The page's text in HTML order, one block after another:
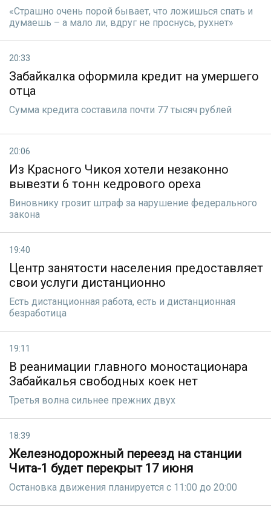
«Страшно очень порой бывает, что ложишься спать и
думаешь – а мало ли, вдруг не проснусь, рухнет»
20:33
Забайкалка оформила кредит на умершего
отца
Сумма кредита составила почти 77 тысяч рублей
20:06
Из Красного Чикоя хотели незаконно
вывезти 6 тонн кедрового ореха
Виновнику грозит штраф за нарушение федерального
закона
19:40
Центр занятости населения предоставляет
свои услуги дистанционно
Есть дистанционная работа, есть и дистанционная
безработица
19:11
В реанимации главного моностационара
Забайкалья свободных коек нет
Третья волна сильнее прежних двух
18:39
Железнодорожный переезд на станции
Чита-1 будет перекрыт 17 июня
Остановка движения планируется с 11:00 до 20:00